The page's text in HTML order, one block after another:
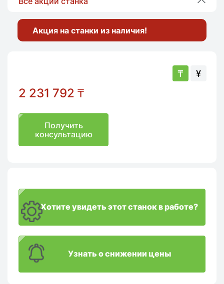
Акция на станки из наличия!
₸ ¥
2 231 792 ₸
Получить
консультацию
Хотите увидеть этот станок в работе?
Узнать о снижении цены